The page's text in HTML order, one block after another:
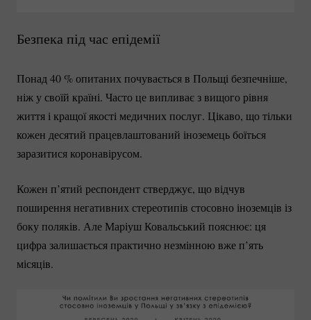
Безпека під час епідемії
Понад40 %опитаних почувається в Польщі безпечніше,
ніж у своїй країні. Часто це випливає з вищого рівня
життя і кращої якості медичних послуг. Цікаво, що тільки
кожен десятий працевлаштований іноземець боїться
заразитися коронавірусом.
Кожен п’ятий респондент стверджує, що відчув
поширення негативних стереотипів стосовно іноземців із
боку поляків. Але Маріуш Ковальський пояснює: ця
цифра залишається практично незмінною вже п’ять
місяців.